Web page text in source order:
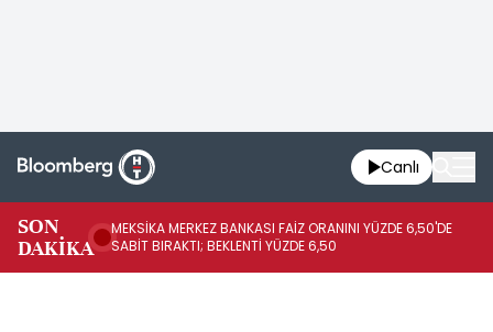
Canlı
SON
DAKİKA
MEKSİKA MERKEZ BANKASI FAİZ ORANINI YÜZDE 6,50'DE
SABİT BIRAKTI; BEKLENTİ YÜZDE 6,50